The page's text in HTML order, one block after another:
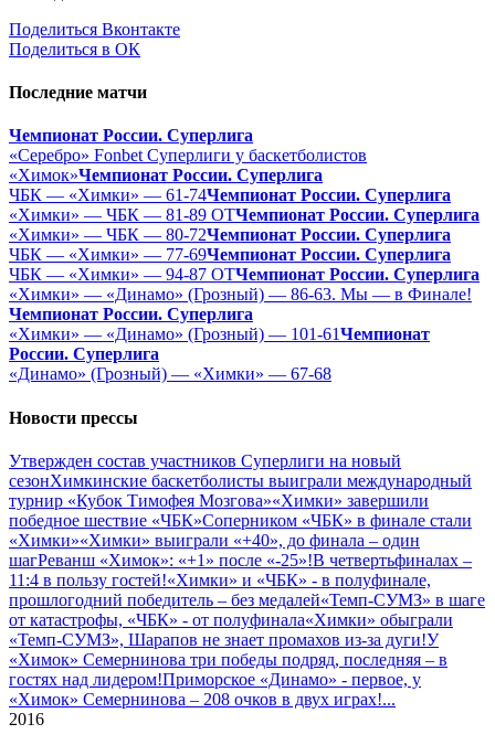
Поделиться Вконтакте
Поделиться в ОК
Последние матчи
Чемпионат России. Суперлига
«Серебро» Fonbet Суперлиги у баскетболистов
«Химок»Чемпионат России. Суперлига
ЧБК — «Химки» — 61-74Чемпионат России. Суперлига
«Химки» — ЧБК — 81-89 ОТЧемпионат России. Суперлига
«Химки» — ЧБК — 80-72Чемпионат России. Суперлига
ЧБК — «Химки» — 77-69Чемпионат России. Суперлига
ЧБК — «Химки» — 94-87 ОТЧемпионат России. Суперлига
«Химки» — «Динамо» (Грозный) — 86-63. Мы — в Финале!
Чемпионат России. Суперлига
«Химки» — «Динамо» (Грозный) — 101-61Чемпионат
России. Суперлига
«Динамо» (Грозный) — «Химки» — 67-68
Новости прессы
Утвержден состав участников Cуперлиги на новый
сезонХимкинские баскетболисты выиграли международный
турнир «Кубок Тимофея Мозгова»«Химки» завершили
победное шествие «ЧБК»Соперником «ЧБК» в финале стали
«Химки»«Химки» выиграли «+40», до финала – один
шагРеванш «Химок»: «+1» после «-25»!В четвертьфиналах –
11:4 в пользу гостей!«Химки» и «ЧБК» - в полуфинале,
прошлогодний победитель – без медалей«Темп-СУМЗ» в шаге
от катастрофы, «ЧБК» - от полуфинала«Химки» обыграли
«Темп-СУМЗ», Шарапов не знает промахов из-за дуги!У
«Химок» Семернинова три победы подряд, последняя – в
гостях над лидером!Приморское «Динамо» - первое, у
«Химок» Семернинова – 208 очков в двух играх!...
2016